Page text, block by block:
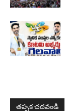
తప్పక చదవండి